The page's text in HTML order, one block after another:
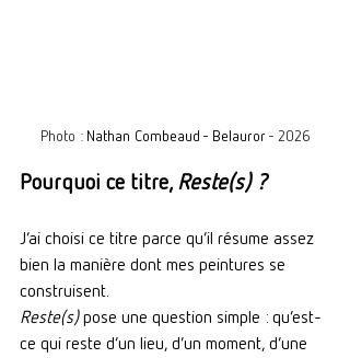
Photo : Nathan Combeaud - Belauror - 2026
Pourquoi ce titre, Reste(s) ?
J’ai choisi ce titre parce qu’il résume assez
bien la manière dont mes peintures se
construisent.
Reste(s) pose une question simple : qu’est-
ce qui reste d’un lieu, d’un moment, d’une